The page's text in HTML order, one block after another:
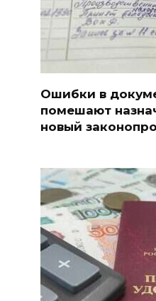
Ошибки в
помешают
новый